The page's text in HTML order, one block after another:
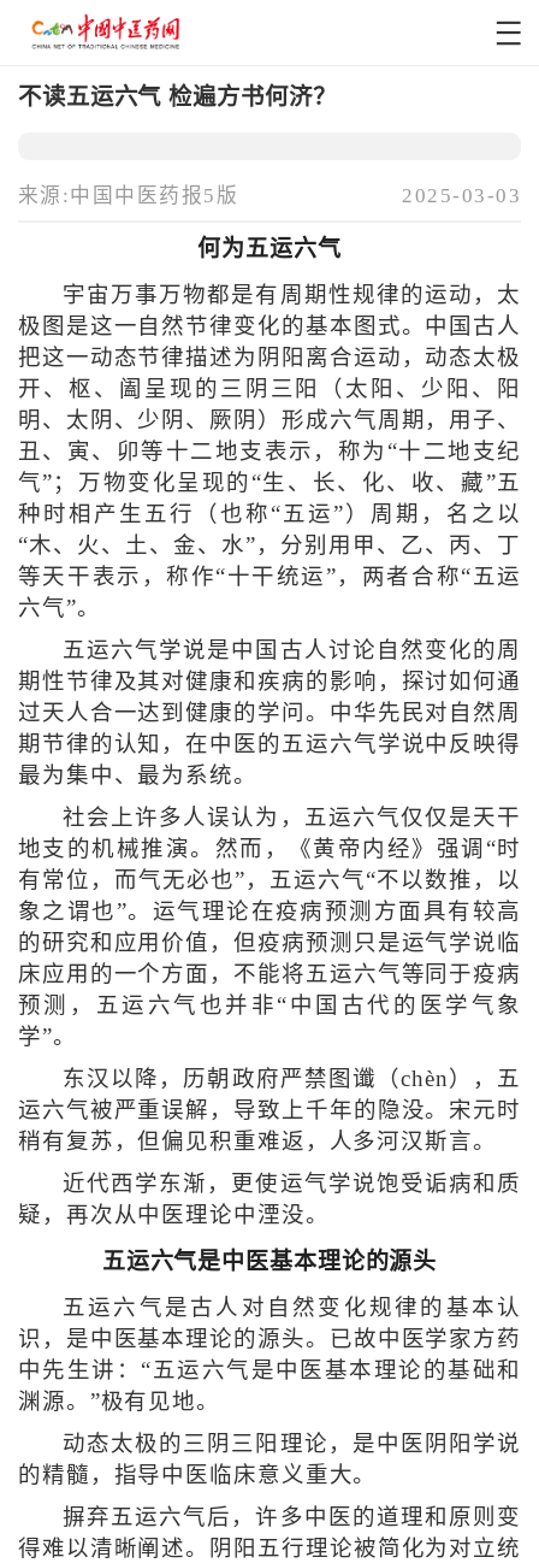
不读五运六气 检遍方书何济？
来源:中国中医药报5版 2025-03-03
何为五运六气
宇宙万事万物都是有周期性规律的运动，太
极图是这一自然节律变化的基本图式。中国古人
把这一动态节律描述为阴阳离合运动，动态太极
开、枢、阖呈现的三阴三阳（太阳、少阳、阳
明、太阴、少阴、厥阴）形成六气周期，用子、
丑、寅、卯等十二地支表示，称为“十二地支纪
气”；万物变化呈现的“生、长、化、收、藏”五
种时相产生五行（也称“五运”）周期，名之以
“木、火、土、金、水”，分别用甲、乙、丙、丁
等天干表示，称作“十干统运”，两者合称“五运
六气”。
五运六气学说是中国古人讨论自然变化的周
期性节律及其对健康和疾病的影响，探讨如何通
过天人合一达到健康的学问。中华先民对自然周
期节律的认知，在中医的五运六气学说中反映得
最为集中、最为系统。
社会上许多人误认为，五运六气仅仅是天干
地支的机械推演。然而，《黄帝内经》强调“时
有常位，而气无必也”，五运六气“不以数推，以
象之谓也”。运气理论在疫病预测方面具有较高
的研究和应用价值，但疫病预测只是运气学说临
床应用的一个方面，不能将五运六气等同于疫病
预测，五运六气也并非“中国古代的医学气象
学”。
东汉以降，历朝政府严禁图谶（chèn），五
运六气被严重误解，导致上千年的隐没。宋元时
稍有复苏，但偏见积重难返，人多河汉斯言。
近代西学东渐，更使运气学说饱受诟病和质
疑，再次从中医理论中湮没。
五运六气是中医基本理论的源头
五运六气是古人对自然变化规律的基本认
识，是中医基本理论的源头。已故中医学家方药
中先生讲：“五运六气是中医基本理论的基础和
渊源。”极有见地。
动态太极的三阴三阳理论，是中医阴阳学说
的精髓，指导中医临床意义重大。
摒弃五运六气后，许多中医的道理和原则变
得难以清晰阐述。阴阳五行理论被简化为对立统